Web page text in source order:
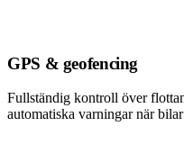
GPS & geofencing
Fullständig kontroll över
automatiska varningar när